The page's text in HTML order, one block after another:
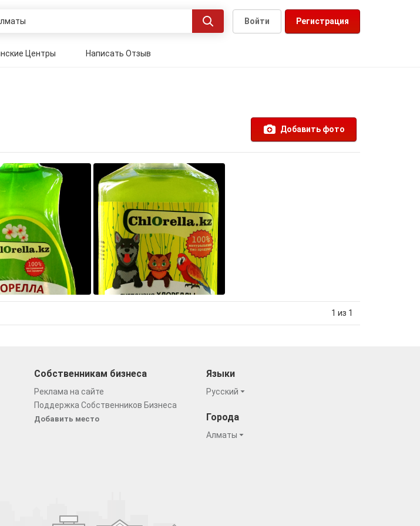
Регистрация
Войти
Центры Написать Отзыв
Добавить фото
1 из 1
Собственникам бизнеса
Реклама на сайте
Поддержка Собственников Бизнеса
Добавить место
Языки
Русский
Города
Алматы